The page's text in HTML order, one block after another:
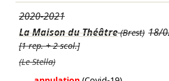
2020-2021
La Maison du Théâtre(Brest) 18/
[1 rep. + 2 scol.]
(Le Stella)